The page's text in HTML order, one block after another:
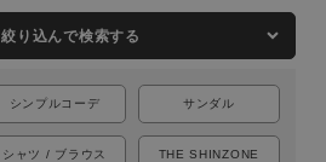
詳細検索
絞り込んで検索する
シンプルコーデ サンダル
シャツ / ブラウス THE SHINZONE